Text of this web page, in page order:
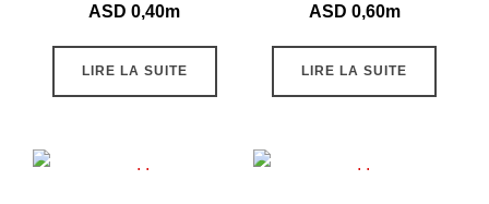
ASD 0,40m
LIRE LA SUITE
ASD 0,60m
LIRE LA SUITE